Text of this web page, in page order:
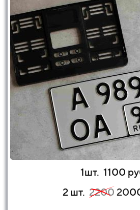
1шт. 1100
2 шт. 2200 20